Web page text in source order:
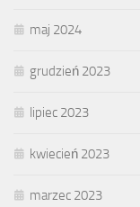
maj 2024
grudzień 2023
lipiec 2023
kwiecień 2023
marzec 2023